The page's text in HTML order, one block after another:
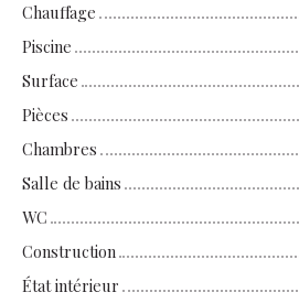
Chauffage
Piscine
Surface
Pièces
Chambres
Salle de bains
WC
Construction
État intérieur